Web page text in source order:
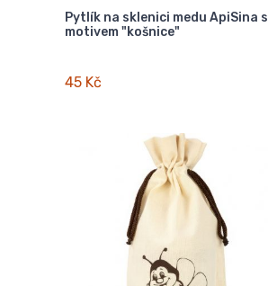
Pytlík na sklenici medu ApiSina s
motivem "košnice"
45 Kč